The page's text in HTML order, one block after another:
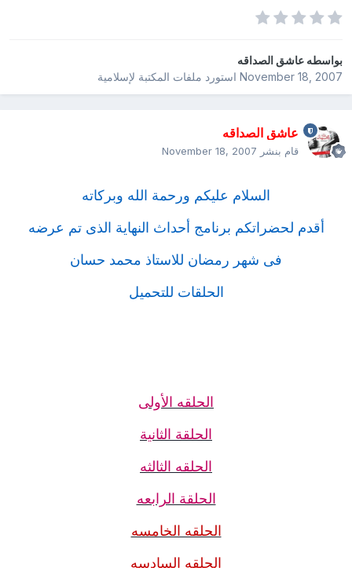
بواسطهعاشق الصداقه
November 18, 2007استورد ملفات المكتبة لإسلامية
عاشق الصداقه
قام بنشر November 18, 2007
السلام عليكم ورحمة الله وبركاته
أقدم لحضراتكم برنامج أحداث النهاية الذى تم عرضه
فى شهر رمضان للاستاذ محمد حسان
الحلقات للتحميل
الحلقه الأولى
الحلقة الثانية
الحلقه الثالثه
الحلقة الرابعه
الحلقه الخامسه
الحلقه السادسه